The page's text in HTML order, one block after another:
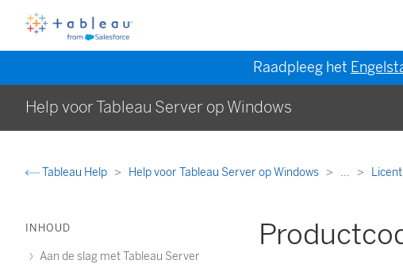
Raadpleeg het
Help voor Tableau Server op Windows
Tableau Help Help voor Tableau Server op Windows ...
INHOUD
Aan de slag met Tableau Server